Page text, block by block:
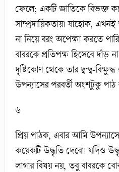
ফেলে; একটি জাতিকে বিভক্ত
সাম্প্রদায়িকতায়। যাহোক,
না নিয়ে বরং অপেক্ষা করতে
বাবরকে প্রতিপক্ষ হিসেবে দাঁড়
দৃষ্টিকোণ থেকে তার দ্বন্দ্ব-
উপন্যাসের পরবর্তী অংশটুকু পাঠ
৬
প্রিয় পাঠক, এবার আমি
কয়েকটি উদ্ধৃতি দেবো। যদিও
লাগার বিষয় নয়, তবু বাবরকে